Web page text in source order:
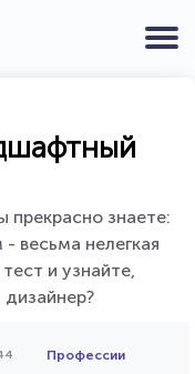
прекрасно знаете:
весьма нелегкая
и узнайте,
Профессии